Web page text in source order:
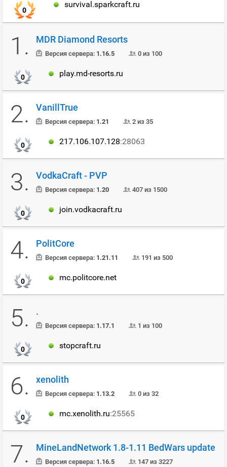
0
survival.sparkcraft.ru
1. MDR Diamond Resorts
Версия сервера: 1.16.5 0 из 100
0 play.md-resorts.ru
2. VanillTrue
Версия сервера: 1.21 2 из 35
0 217.106.107.128:28063
3. VodkaCraft - PVP
Версия сервера: 1.20 407 из 1500
0 join.vodkacraft.ru
4. PolitCore
Версия сервера: 1.21.11 191 из 500
0 mc.politcore.net
5. .
Версия сервера: 1.17.1 1 из 100
0 stopcraft.ru
6. xenolith
Версия сервера: 1.13.2 0 из 32
0 mc.xenolith.ru:25565
7. MineLandNetwork 1.8-1.11 BedWars update
Версия сервера: 1.16.5 147 из 3227